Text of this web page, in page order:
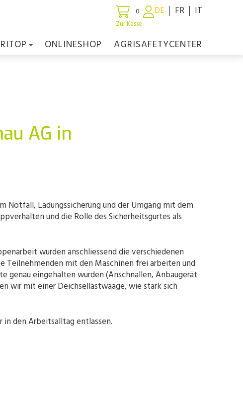
0
Zur Kasse
DE FR IT
ONLINESHOP AGRISAFETYCENTER
AG in
Notfall, Ladungssicherung und der Umgang mit dem
und die Rolle des Sicherheitsgurtes als
wurden anschliessend die verschiedenen
Teilnehmenden mit den Maschinen frei arbeiten und
genau eingehalten wurden (Anschnallen, Anbaugerät
wir mit einer Deichsellastwaage, wie stark sich
in den Arbeitsalltag entlassen.